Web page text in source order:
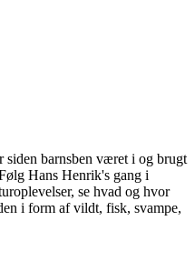
barnsben været i og brugt
Hans Henrik's gang i
se hvad og hvor
i form af vildt, fisk, svampe,